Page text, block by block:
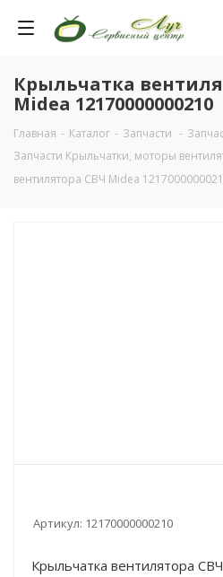
Крыльчатка
Midea 12170000000210
Главная - Каталог - Запчасти -
Запчасти Крыльчатки, моторы
вентилятора СВЧ Midea
Артикул: 12170000000210
Крыльчатка вентилятора